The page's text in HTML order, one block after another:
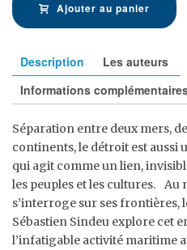
Ajouter au panier
Description
Les auteurs
Informations
Séparation entre deux mers,
continents, le détroit est aussi
qui agit comme un lien,
les peuples et les cultures. Au
s’interroge sur ses frontières,
Sébastien Sindeu explore cet
l’infatigable activité maritime